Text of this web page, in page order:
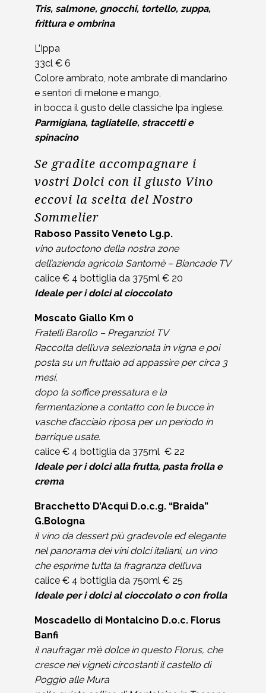
Tris, salmone, gnocchi, tortello, zuppa,
frittura e ombrina
L’Ippa
33cl € 6
Colore ambrato, note ambrate di mandarino
e sentori di melone e mango,
in bocca il gusto delle classiche Ipa inglese.
Parmigiana, tagliatelle, straccetti e
spinacino
Se gradite accompagnare i
vostri Dolci con il giusto Vino
eccovi la scelta del Nostro
Sommelier
Raboso Passito Veneto l.g.p.
vino autoctono della nostra zone
dell’azienda agricola Santomè – Biancade TV
calice € 4 bottiglia da 375ml € 20
Ideale per i dolci al cioccolato
Moscato Giallo Km 0
Fratelli Barollo – Preganziol TV
Raccolta dell’uva selezionata in vigna e poi
posta su un fruttaio ad appassire per circa 3
mesi,
dopo la soffice pressatura e la
fermentazione a contatto con le bucce in
vasche d’acciaio riposa per un periodo in
barrique usate.
calice € 4 bottiglia da 375ml € 22
Ideale per i dolci alla frutta, pasta frolla e
crema
Bracchetto D’Acqui D.o.c.g. “Braida”
G.Bologna
il vino da dessert più gradevole ed elegante
nel panorama dei vini dolci italiani, un vino
che esprime tutta la fragranza dell’uva
calice € 4 bottiglia da 750ml € 25
Ideale per i dolci al cioccolato o con frolla
Moscadello di Montalcino D.o.c. Florus
Banfi
il naufragar m’è dolce in questo Florus, che
cresce nei vigneti circostanti il castello di
Poggio alle Mura